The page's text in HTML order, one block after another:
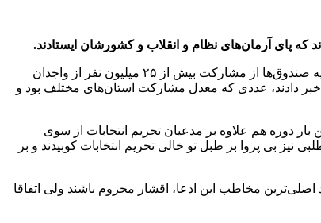
که پای آرمان‌های نظام و انقلاب و کشورشان ایستادند.
به نقل از ایرنا،ساعتی پس از پایان مهلت اخذ رأی در ساعت ۲۴ روز جمعه برخی منابع خبری بر اساس شمارش اولیه صندوق‌ها از مشارکت بیش از ۲۵ میلیون نفر از واجدان
دوره مجلس شورای اسلامی و ششمین دوره مجلس خبرگان رهبری و به تعبیری رقم خوردن مشارکت ۴۱ درصدی خبر دادند، عددی که معدل مشارکت استان‌های مختلف بود و
دوره هم علاوه بر مدعیان تحریم انتخابات از سوی
بی پروا بر طبل تو خالی تحریم انتخابات کوبیدند و بر
مخاطب این ادعا، اقشار محروم باشند ولی اتفاقا